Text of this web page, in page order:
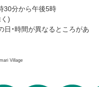
30分から午後5時
)
日・時間が異なるところがあ
Village